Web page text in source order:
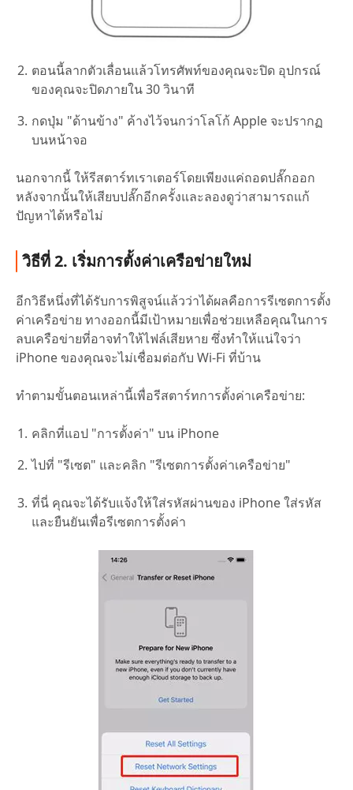
ตอนนี้ลากตัวเลื่อนแล้วโทรศัพท์ของคุณจะปิด อุปกรณ์
ของคุณจะปิดภายใน 30 วินาที
กดปุ่ม "ด้านข้าง" ค้างไว้จนกว่าโลโก้ Apple จะปรากฏ
บนหน้าจอ
นอกจากนี้ ให้รีสตาร์ทเราเตอร์โดยเพียงแค่ถอดปลั๊กออก
หลังจากนั้นให้เสียบปลั๊กอีกครั้งและลองดูว่าสามารถแก้
ปัญหาได้หรือไม่
วิธีที่ 2. เริ่มการตั้งค่าเครือข่ายใหม่
อีกวิธีหนึ่งที่ได้รับการพิสูจน์แล้วว่าได้ผลคือการรีเซตการตั้ง
ค่าเครือข่าย ทางออกนี้มีเป้าหมายเพื่อช่วยเหลือคุณในการ
ลบเครือข่ายที่อาจทำให้ไฟล์เสียหาย ซึ่งทำให้แน่ใจว่า
iPhone ของคุณจะไม่เชื่อมต่อกับ Wi-Fi ที่บ้าน
ทำตามขั้นตอนเหล่านี้เพื่อรีสตาร์ทการตั้งค่าเครือข่าย:
คลิกที่แอป "การตั้งค่า" บน iPhone
ไปที่ "รีเซต" และคลิก "รีเซตการตั้งค่าเครือข่าย"
ที่นี่ คุณจะได้รับแจ้งให้ใส่รหัสผ่านของ iPhone ใส่รหัส
และยืนยันเพื่อรีเซตการตั้งค่า